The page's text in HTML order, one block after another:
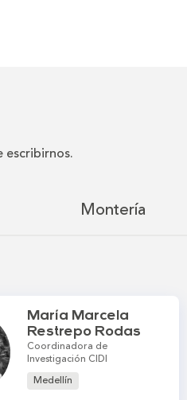
escribirnos.
Montería
María Marcela
Restrepo Rodas
Coordinadora de
Investigación CIDI
Medellín